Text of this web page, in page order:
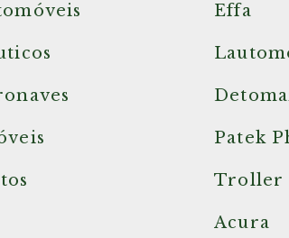
Effa
Patek
Troller
Acura